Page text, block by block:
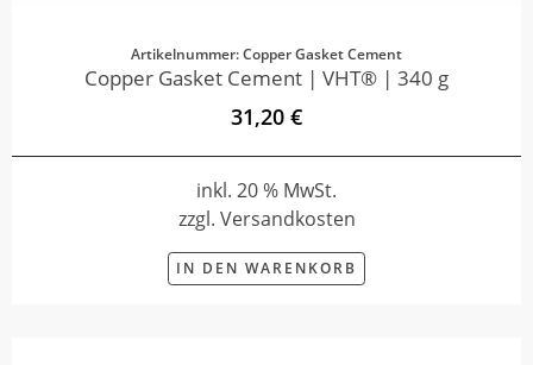
Artikelnummer: Copper Gasket Cement
Copper Gasket Cement | VHT® | 340 g
31,20 €
inkl. 20 % MwSt.
zzgl. Versandkosten
IN DEN WARENKORB